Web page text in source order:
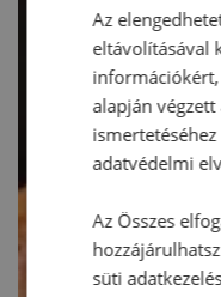
Az
eltávolításával
alapján
adatvédelmi
Az Összes
süti